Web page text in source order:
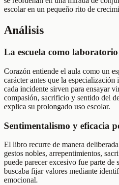
escolar en un pequeño rito de
Análisis
La escuela como
Corazón entiende el aula como un
carácter antes que la
cada incidente sirven para ensayar
compasión, sacrificio y sentido del
explica su prolongado uso escolar.
Sentimentalismo y eficacia
El libro recurre de manera
gestos nobles, arrepentimientos,
puede parecer excesivo fue parte
buscaba fijar valores mediante
emocional.